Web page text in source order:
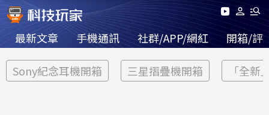
最新文章 手機通訊 社群/APP/網紅 開箱/評
Sony紀念耳機開箱 三星摺疊機開箱 「全新